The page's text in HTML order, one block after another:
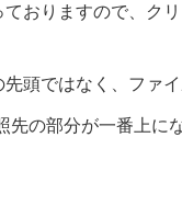
おりますので、ク
頭ではなく、ファ
の部分が一番上に